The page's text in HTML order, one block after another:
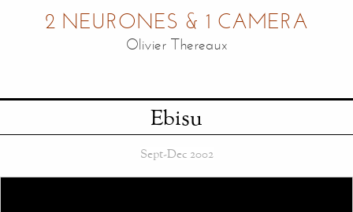
2 NEURONES & 1 CAMERA
Olivier Thereaux
Ebisu
Sept-Dec 2002